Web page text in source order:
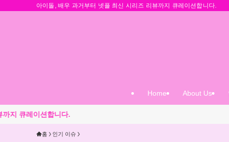
아이돌, 배우 과거부터 넷플 최신 시리즈 리뷰까지 큐레이션합니다.
Home About Us
다.
홈 인기 이슈